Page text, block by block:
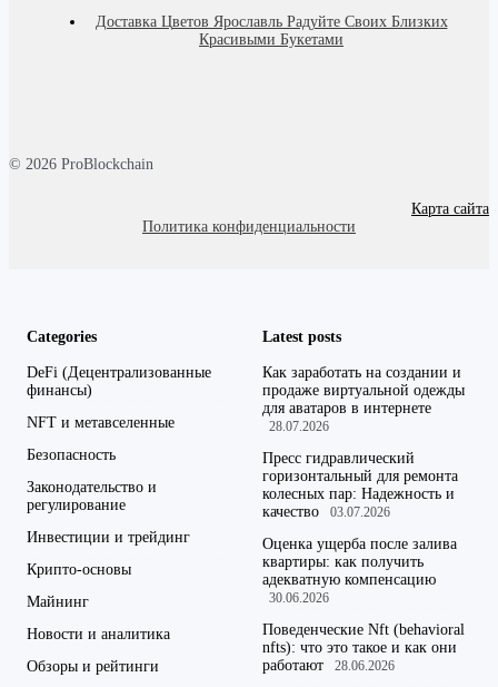
Доставка Цветов Ярославль Радуйте Своих Близких
Красивыми Букетами
© 2026 ProBlockchain
Карта сайта
Политика конфиденциальности
Categories
DeFi (Децентрализованные
финансы)
NFT и метавселенные
Безопасность
Законодательство и
регулирование
Инвестиции и трейдинг
Крипто-основы
Майнинг
Новости и аналитика
Обзоры и рейтинги
Latest posts
Как заработать на создании и
продаже виртуальной одежды
для аватаров в интернете
28.07.2026
Пресс гидравлический
горизонтальный для ремонта
колесных пар: Надежность и
качество
03.07.2026
Оценка ущерба после залива
квартиры: как получить
адекватную компенсацию
30.06.2026
Поведенческие Nft (behavioral
nfts): что это такое и как они
работают
28.06.2026